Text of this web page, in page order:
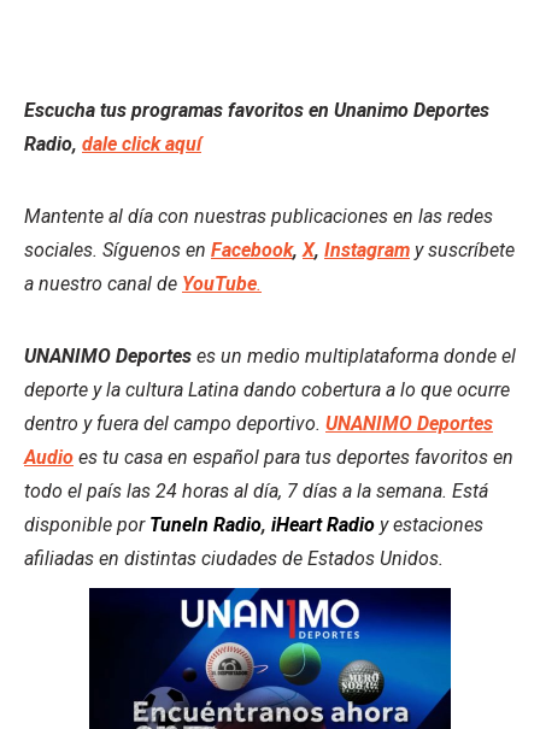
Escucha tus programas favoritos en Unanimo Deportes
Radio, dale click aquí
Mantente al día con nuestras publicaciones en las redes
sociales. Síguenos en Facebook,X, Instagram y suscríbete
a nuestro canal de YouTube.
UNANIMO Deportes es un medio multiplataforma donde el
deporte y la cultura Latina dando cobertura a lo que ocurre
dentro y fuera del campo deportivo. UNANIMO Deportes
Audio es tu casa en español para tus deportes favoritos en
todo el país las 24 horas al día, 7 días a la semana. Está
disponible por TuneIn Radio, iHeart Radio y estaciones
afiliadas en distintas ciudades de Estados Unidos.